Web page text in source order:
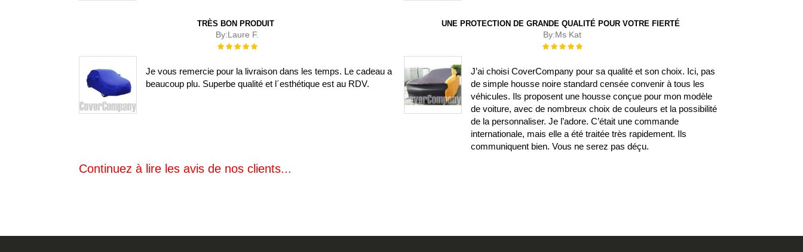
TRÈS BON PRODUIT
By:Laure F.
Évaluation :
Je vous remercie pour la livraison dans les temps. Le cadeau a
beaucoup plu. Superbe qualité et l´esthétique est au RDV.
UNE PROTECTION DE GRANDE QUALITÉ POUR VOTRE FIERTÉ
By:Ms Kat
Évaluation :
J’ai choisi CoverCompany pour sa qualité et son choix. Ici, pas
de simple housse noire standard censée convenir à tous les
véhicules. Ils proposent une housse conçue pour mon modèle
de voiture, avec de nombreux choix de couleurs et la possibilité
de la personnaliser. Je l’adore. C’était une commande
internationale, mais elle a été traitée très rapidement. Ils
communiquent bien. Vous ne serez pas déçu.
Continuez à lire les avis de nos clients...